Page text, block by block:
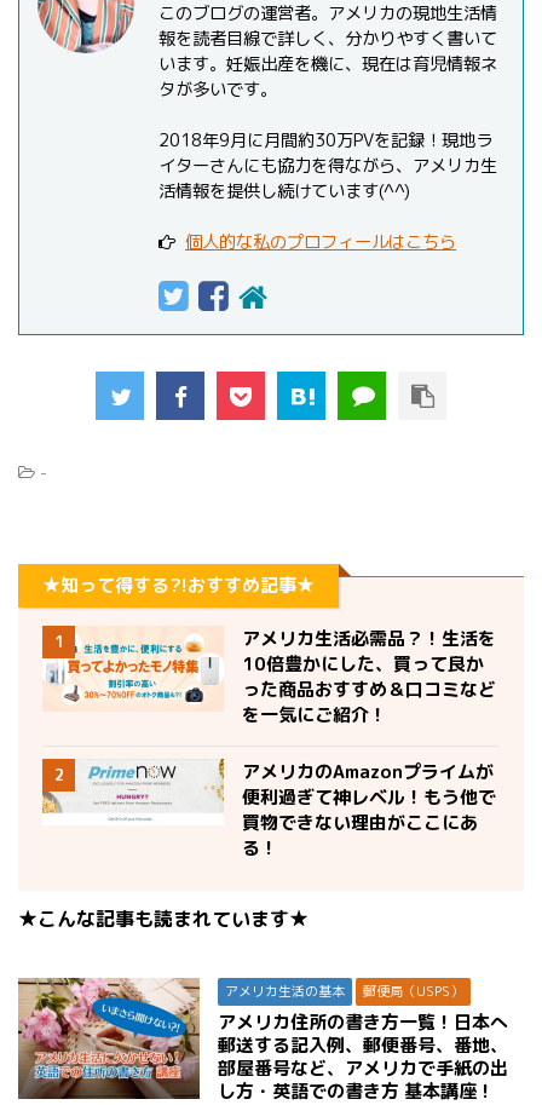
このブログの運営者。アメリカの現地生活情
報を読者目線で詳しく、分かりやすく書いて
います。妊娠出産を機に、現在は育児情報ネ
タが多いです。
2018年9月に月間約30万PVを記録！現地ラ
イターさんにも協力を得ながら、アメリカ生
活情報を提供し続けています(^^)
個人的な私のプロフィールはこちら
-
★知って得する?!おすすめ記事★
1
アメリカ生活必需品？！生活を
10倍豊かにした、買って良か
った商品おすすめ＆口コミなど
を一気にご紹介！
2
アメリカのAmazonプライムが
便利過ぎて神レベル！もう他で
買物できない理由がここにあ
る！
★こんな記事も読まれています★
アメリカ生活の基本 郵便局（USPS）
アメリカ住所の書き方一覧！日本へ
郵送する記入例、郵便番号、番地、
部屋番号など、アメリカで手紙の出
し方・英語での書き方 基本講座！